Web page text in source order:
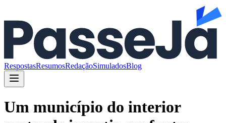
RespostasResumosRedaçãoSimuladosBlog
Um município do interior